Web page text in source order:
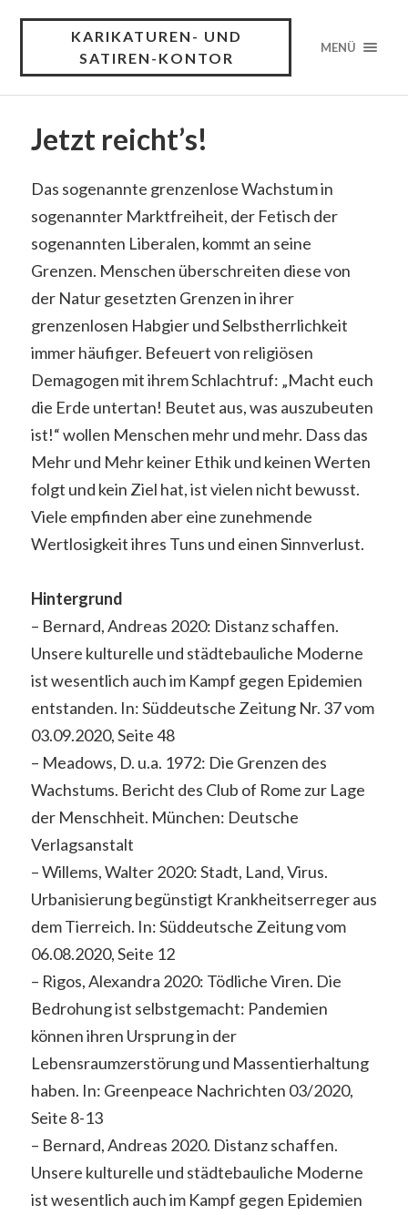
KARIKATUREN- UND
SATIREN-KONTOR
MENÜ
Jetzt reicht’s!
Das sogenannte grenzenlose Wachstum in
sogenannter Marktfreiheit, der Fetisch der
sogenannten Liberalen, kommt an seine
Grenzen. Menschen überschreiten diese von
der Natur gesetzten Grenzen in ihrer
grenzenlosen Habgier und Selbstherrlichkeit
immer häufiger. Befeuert von religiösen
Demagogen mit ihrem Schlachtruf: „Macht euch
die Erde untertan! Beutet aus, was auszubeuten
ist!“ wollen Menschen mehr und mehr. Dass das
Mehr und Mehr keiner Ethik und keinen Werten
folgt und kein Ziel hat, ist vielen nicht bewusst.
Viele empfinden aber eine zunehmende
Wertlosigkeit ihres Tuns und einen Sinnverlust.
Hintergrund
– Bernard, Andreas 2020: Distanz schaffen.
Unsere kulturelle und städtebauliche Moderne
ist wesentlich auch im Kampf gegen Epidemien
entstanden. In: Süddeutsche Zeitung Nr. 37 vom
03.09.2020, Seite 48
– Meadows, D. u.a. 1972: Die Grenzen des
Wachstums. Bericht des Club of Rome zur Lage
der Menschheit. München: Deutsche
Verlagsanstalt
– Willems, Walter 2020: Stadt, Land, Virus.
Urbanisierung begünstigt Krankheitserreger aus
dem Tierreich. In: Süddeutsche Zeitung vom
06.08.2020, Seite 12
– Rigos, Alexandra 2020: Tödliche Viren. Die
Bedrohung ist selbstgemacht: Pandemien
können ihren Ursprung in der
Lebensraumzerstörung und Massentierhaltung
haben. In: Greenpeace Nachrichten 03/2020,
Seite 8-13
– Bernard, Andreas 2020. Distanz schaffen.
Unsere kulturelle und städtebauliche Moderne
ist wesentlich auch im Kampf gegen Epidemien